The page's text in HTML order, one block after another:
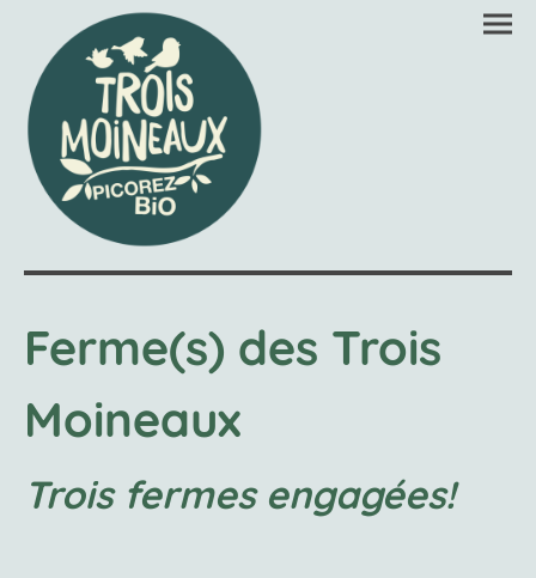
Ferme(s) des Trois
Moineaux
Trois fermes engagées!